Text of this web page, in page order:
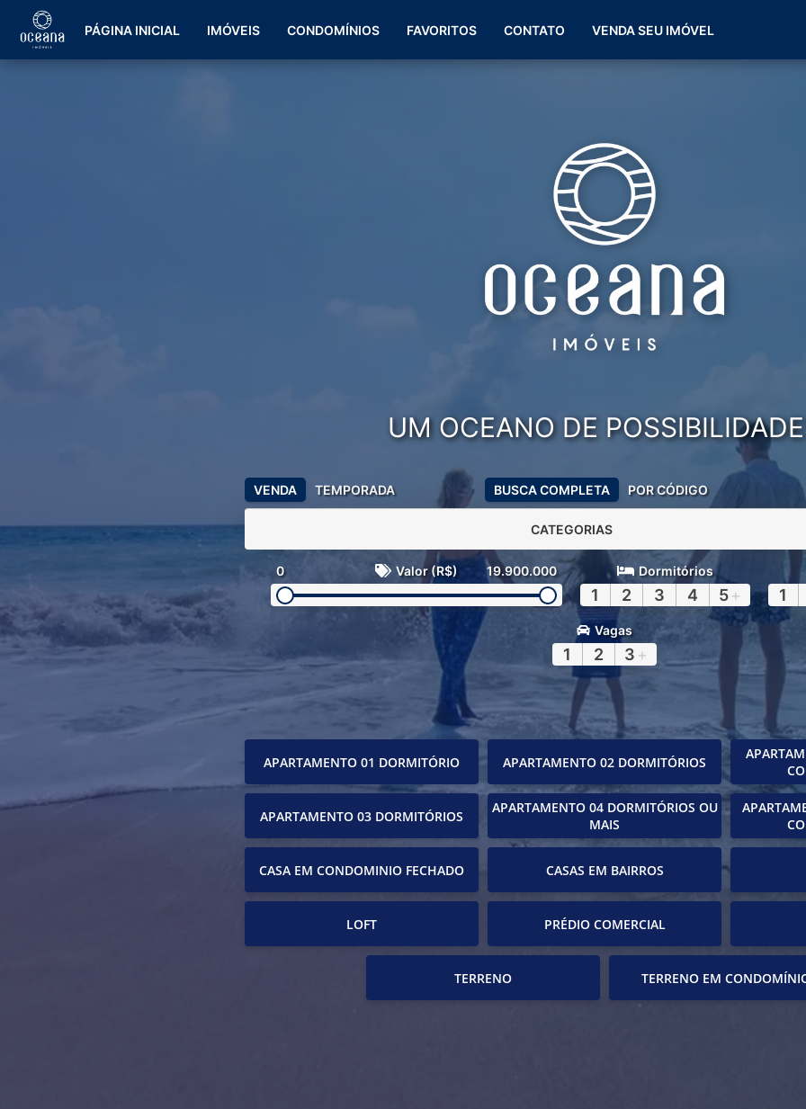
(51) 99266-0060
PÁGINA INICIAL IMÓVEIS CONDOMÍNIOS FAVORITOS CONTATO VENDA SEU IMÓVEL
UM OCEANO DE
VENDA TEMPORADA BUSCA COMPLETA POR CÓDIGO
CATEGORIAS
0 Valor (R$) 19.900.000 Dormitórios
1 2 3 4 5+ 1
Vagas
1 2 3 +
APARTAMENTO 01 DORMITÓRIO APARTAMENTO 02 DORMITÓRIOS
APARTAMENTO 03 DORMITÓRIOS
APARTAMENTO 04 DORMITÓRIOS OU
MAIS
CASA EM CONDOMINIO FECHADO CASAS EM BAIRROS
LOFT PRÉDIO COMERCIAL
TERRENO TERRENO EM